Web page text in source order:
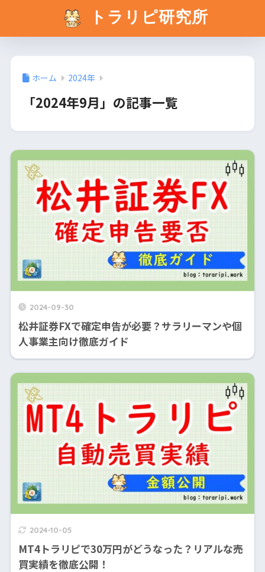
トラリピ研究所
ホーム 2024年
「2024年9月」の記事一覧
2024-09-30
松井証券FXで確定申告が必要？サラリーマンや個
人事業主向け徹底ガイド
2024-10-05
MT4トラリピで30万円がどうなった？リアルな売
買実績を徹底公開！